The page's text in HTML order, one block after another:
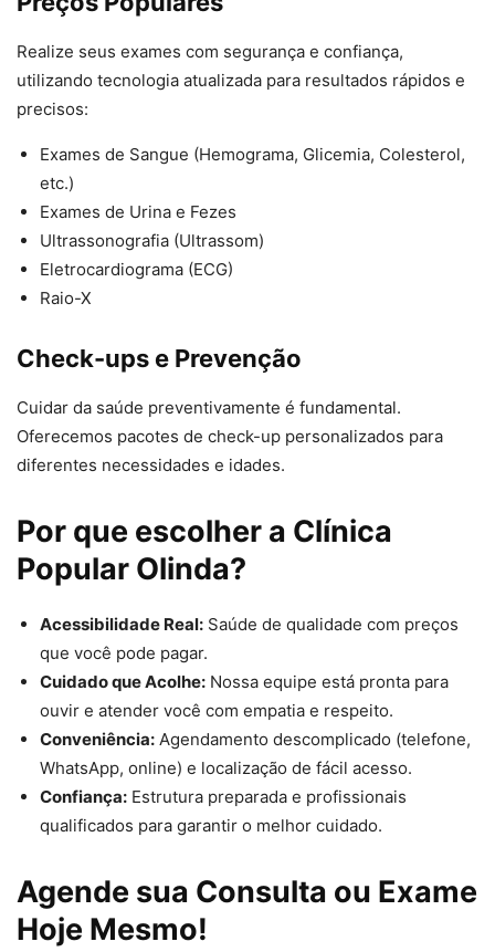
Realize seus exames com segurança e confiança,
utilizando tecnologia atualizada para resultados rápidos e
precisos:
Exames de Sangue (Hemograma, Glicemia, Colesterol,
etc.)
Exames de Urina e Fezes
Ultrassonografia (Ultrassom)
Eletrocardiograma (ECG)
Raio-X
Check-ups e Prevenção
Cuidar da saúde preventivamente é fundamental.
Oferecemos pacotes de check-up personalizados para
diferentes necessidades e idades.
Por que escolher a Clínica
Popular Olinda?
Acessibilidade Real: Saúde de qualidade com preços
que você pode pagar.
Cuidado que Acolhe: Nossa equipe está pronta para
ouvir e atender você com empatia e respeito.
Conveniência: Agendamento descomplicado (telefone,
WhatsApp, online) e localização de fácil acesso.
Confiança: Estrutura preparada e profissionais
qualificados para garantir o melhor cuidado.
Agende sua Consulta ou Exame
Hoje Mesmo!